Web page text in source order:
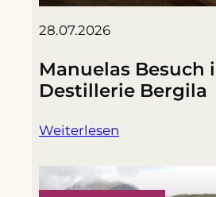
28.07.2026
Manuelas Besuch
Destillerie Bergila
Weiterlesen